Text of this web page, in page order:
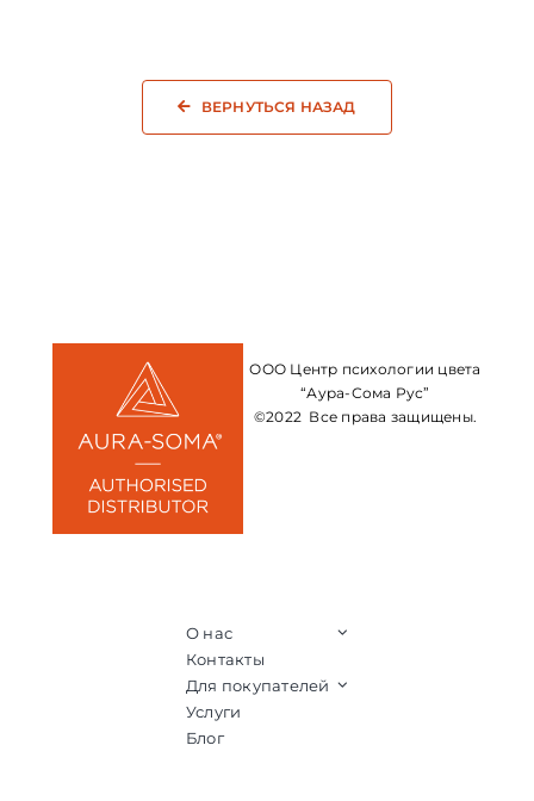
ВЕРНУТЬСЯ НАЗАД
ООО Центр психологии цвета
“Аура-Сома Рус”
©2022 Все права защищены.
О нас
Контакты
Для покупателей
Услуги
Блог